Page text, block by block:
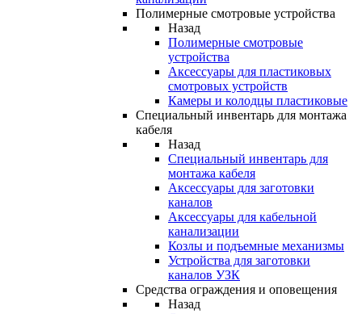
Полимерные смотровые устройства
Назад
Полимерные смотровые
устройства
Аксессуары для пластиковых
смотровых устройств
Камеры и колодцы пластиковые
Специальный инвентарь для монтажа
кабеля
Назад
Специальный инвентарь для
монтажа кабеля
Аксессуары для заготовки
каналов
Аксессуары для кабельной
канализации
Козлы и подъемные механизмы
Устройства для заготовки
каналов УЗК
Средства ограждения и оповещения
Назад